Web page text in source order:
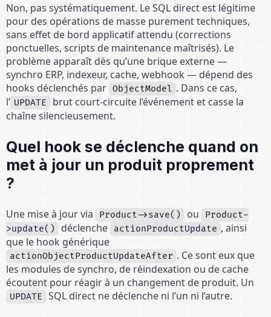
Non, pas systématiquement. Le SQL direct est légitime
pour des opérations de masse purement techniques,
sans effet de bord applicatif attendu (corrections
ponctuelles, scripts de maintenance maîtrisés). Le
problème apparaît dès qu’une brique externe —
synchro ERP, indexeur, cache, webhook — dépend des
hooks déclenchés par ObjectModel . Dans ce cas,
l’ UPDATE
brut court-circuite l’événement et casse la
chaîne silencieusement.
Quel hook se déclenche quand on
met à jour un produit proprement
?
Une mise à jour via Product->save() ou
Product-
>update()
déclenche actionProductUpdate , ainsi
que le hook générique
actionObjectProductUpdateAfter . Ce sont eux que
les modules de synchro, de réindexation ou de cache
écoutent pour réagir à un changement de produit. Un
UPDATE SQL direct ne déclenche ni l’un ni l’autre.